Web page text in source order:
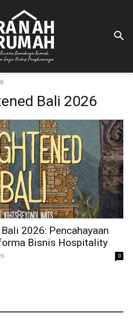
Bali 2026
2026: Pencahayaan
Bisnis Hospitality
0